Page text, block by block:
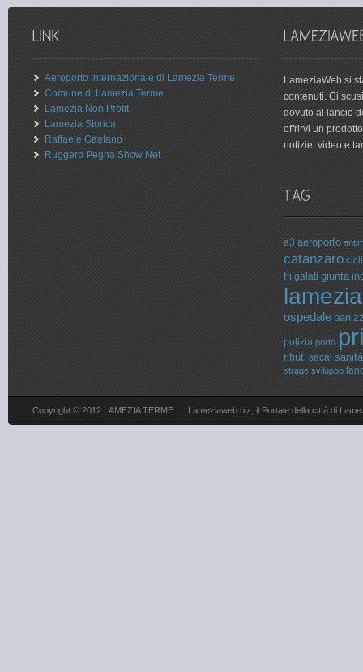
Aeroporto Internazionale di Lamezia Terme
Comune di Lamezia Terme
Lamezia Non Profit
Lamezia Storica
Raffaele Gaetano
Ruggero Pegna Show Net
LameziaWeb si
contenuti. Ci
dovuto al lancio
offrirvi un
notizie, video e
a3 aeroporto
catanzaro
fli galati giunta
lamezia
ospedale
polizia porto
rifiuti sacal sanità
strage sviluppo
Copyright © 2012 LAMEZIA TERME .::. Lameziaweb.biz, il Portale della città di